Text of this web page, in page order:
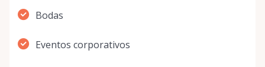
Bodas
Eventos corporativos